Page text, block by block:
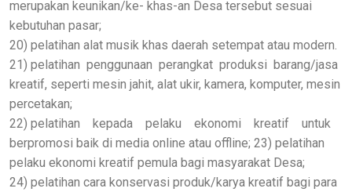
merupakan keunikan/ke- khas-an Desa tersebut sesuai
kebutuhan pasar;
20) pelatihan alat musik khas daerah setempat atau modern.
21) pelatihan penggunaan perangkat produksi barang/jasa
kreatif, seperti mesin jahit, alat ukir, kamera, komputer, mesin
percetakan;
22) pelatihan kepada pelaku ekonomi kreatif untuk
berpromosi baik di media online atau offline; 23) pelatihan
pelaku ekonomi kreatif pemula bagi masyarakat Desa;
24) pelatihan cara konservasi produk/karya kreatif bagi para